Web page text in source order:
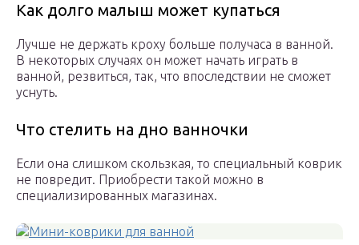
Как долго малыш может купаться
Лучше не держать кроху больше получаса в ванной.
В некоторых случаях он может начать играть в
ванной, резвиться, так, что впоследствии не сможет
уснуть.
Что стелить на дно ванночки
Если она слишком скользкая, то специальный коврик
не повредит. Приобрести такой можно в
специализированных магазинах.